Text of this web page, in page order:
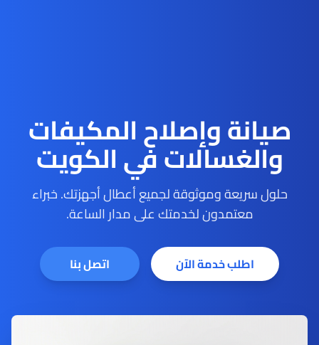
صيانة وإصلاح المكيفات
والغسالات في الكويت
حلول سريعة وموثوقة لجميع أعطال أجهزتك. خبراء
معتمدون لخدمتك على مدار الساعة.
اطلب خدمة الآن اتصل بنا